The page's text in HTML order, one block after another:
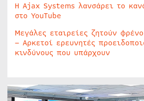
Η Ajax Systems λανσάρει το
στο YouTube
Μεγάλες εταιρείες ζητούν
– Αρκετοί ερευνητές
κινδύνους που υπάρχουν